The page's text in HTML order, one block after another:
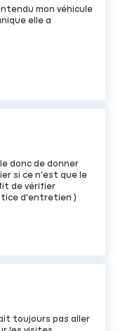
mon véhicule
elle a
donc de donner
si ce n'est que le
de vérifier
d'entretien )
toujours pas aller